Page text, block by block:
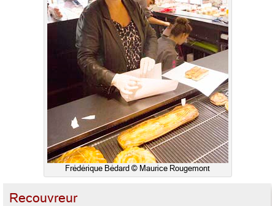
Frédérique Bédard © Maurice Rougemont
Recouvreur